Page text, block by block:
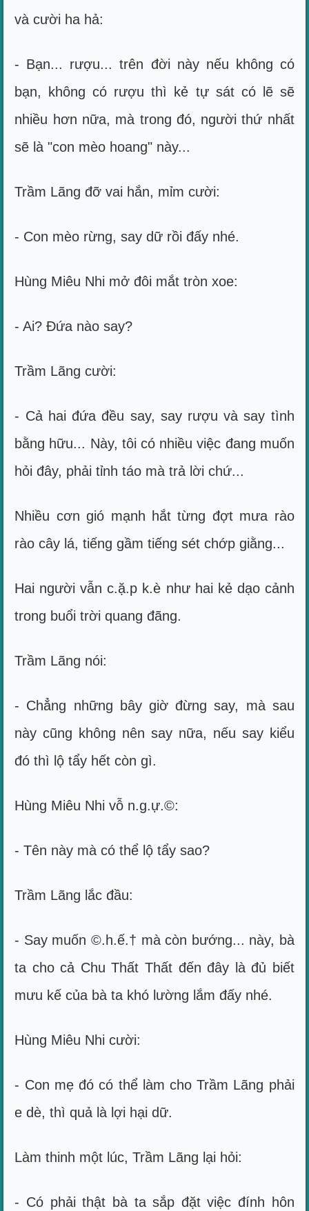
và cười ha hả:
- Bạn... rượu... trên đời này nếu không có
bạn, không có rượu thì kẻ tự sát có lẽ sẽ
nhiều hơn nữa, mà trong đó, người thứ nhất
sẽ là "con mèo hoang" này...
Trầm Lãng đỡ vai hắn, mỉm cười:
- Con mèo rừng, say dữ rồi đấy nhé.
Hùng Miêu Nhi mở đôi mắt tròn xoe:
- Ai? Đứa nào say?
Trầm Lãng cười:
- Cả hai đứa đều say, say rượu và say tình
bằng hữu... Này, tôi có nhiều việc đang muốn
hỏi đây, phải tỉnh táo mà trả lời chứ...
Nhiều cơn gió mạnh hắt từng đợt mưa rào
rào cây lá, tiếng gầm tiếng sét chớp giằng...
Hai người vẫn c.ặ.p k.è như hai kẻ dạo cảnh
trong buổi trời quang đãng.
Trầm Lãng nói:
- Chẳng những bây giờ đừng say, mà sau
này cũng không nên say nữa, nếu say kiểu
đó thì lộ tẩy hết còn gì.
Hùng Miêu Nhi vỗ n.g.ự.©:
- Tên này mà có thể lộ tẩy sao?
Trầm Lãng lắc đầu:
- Say muốn ©.h.ế.† mà còn bướng... này, bà
ta cho cả Chu Thất Thất đến đây là đủ biết
mưu kế của bà ta khó lường lắm đấy nhé.
Hùng Miêu Nhi cười:
- Con mẹ đó có thể làm cho Trầm Lãng phải
e dè, thì quả là lợi hại dữ.
Làm thinh một lúc, Trầm Lãng lại hỏi:
- Có phải thật bà ta sắp đặt việc đính hôn